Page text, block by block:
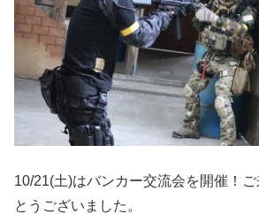
10/21(土)はバンカー交流会を開催！
とうございました。